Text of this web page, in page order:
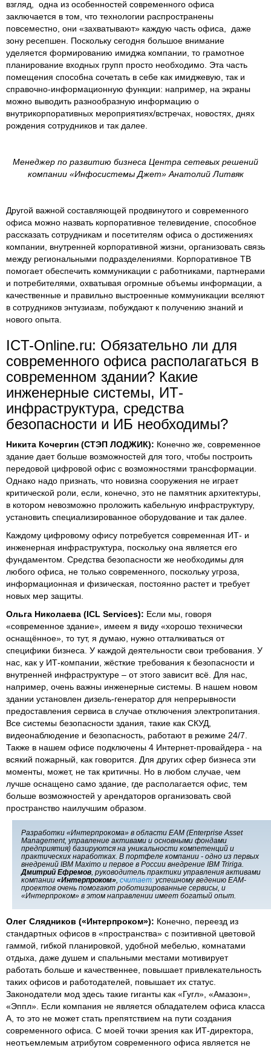
взгляд, одна из особенностей современного офиса
заключается в том, что технологии распространены
повсеместно, они «захватывают» каждую часть офиса, даже
зону ресепшен. Поскольку сегодня большое внимание
уделяется формированию имиджа компании, то грамотное
планирование входных групп просто необходимо. Эта часть
помещения способна сочетать в себе как имиджевую, так и
справочно-информационную функции: например, на экраны
можно выводить разнообразную информацию о
внутрикорпоративных мероприятиях/встречах, новостях, днях
рождения сотрудников и так далее.
Менеджер по развитию бизнеса Центра сетевых решений
компании «Инфосистемы Джет» Анатолий Литвяк
Другой важной составляющей продвинутого и современного
офиса можно назвать корпоративное телевидение, способное
рассказать сотрудникам и посетителям офиса о достижениях
компании, внутренней корпоративной жизни, организовать связь
между региональными подразделениями. Корпоративное ТВ
помогает обеспечить коммуникации с работниками, партнерами
и потребителями, охватывая огромные объемы информации, а
качественные и правильно выстроенные коммуникации вселяют
в сотрудников энтузиазм, побуждают к получению знаний и
нового опыта.
ICT-Online.ru: Обязательно ли для
современного офиса располагаться в
современном здании? Какие
инженерные системы, ИТ-
инфраструктура, средства
безопасности и ИБ необходимы?
Никита Кочергин (СТЭП ЛОДЖИК): Конечно же, современное
здание дает больше возможностей для того, чтобы построить
передовой цифровой офис с возможностями трансформации.
Однако надо признать, что новизна сооружения не играет
критической роли, если, конечно, это не памятник архитектуры,
в котором невозможно проложить кабельную инфраструктуру,
установить специализированное оборудование и так далее.
Каждому цифровому офису потребуется современная ИТ- и
инженерная инфраструктура, поскольку она является его
фундаментом. Средства безопасности же необходимы для
любого офиса, не только современного, поскольку угроза,
информационная и физическая, постоянно растет и требует
новых мер защиты.
Ольга Николаева (ICL Services): Если мы, говоря
«современное здание», имеем я виду «хорошо технически
оснащённое», то тут, я думаю, нужно отталкиваться от
специфики бизнеса. У каждой деятельности свои требования. У
нас, как у ИТ-компании, жёсткие требования к безопасности и
внутренней инфраструктуре – от этого зависит всё. Для нас,
например, очень важны инженерные системы. В нашем новом
здании установлен дизель-генератор для непрерывности
предоставления сервиса в случае отключения электропитания.
Все системы безопасности здания, такие как СКУД,
видеонаблюдение и безопасность, работают в режиме 24/7.
Также в нашем офисе подключены 4 Интернет-провайдера - на
всякий пожарный, как говорится. Для других сфер бизнеса эти
моменты, может, не так критичны. Но в любом случае, чем
лучше оснащено само здание, где располагается офис, тем
больше возможностей у арендаторов организовать свой
пространство наилучшим образом.
Разработки «Интерпрокома» в области EAM (Enterprise Asset
Management, управление активами и основными фондами
предприятия) базируются на уникальности компетенций и
практических наработках. В портфеле компании - одно из первых
внедрений IBM Maximo и первое в России внедрение IBM Tririga.
Дмитрий Ефремов , руководитель практики управления активами
компании «Интерпроком» считает: успешному ведению ЕАМ-
проектов очень помогают роботизированные сервисы, и
«Интерпроком» в этом направлении имеет богатый опыт.
Олег Слядников («Интерпроком»): Конечно, переезд из
стандартных офисов в «пространства» с позитивной цветовой
гаммой, гибкой планировкой, удобной мебелью, комнатами
отдыха, даже душем и спальными местами мотивирует
работать больше и качественнее, повышает привлекательность
таких офисов и работодателей, повышает их статус.
Законодатели мод здесь такие гиганты как «Гугл», «Амазон»,
«Эппл». Если компания не является обладателем офиса класса
А, то это не может стать препятствием на пути создания
современного офиса. С моей точки зрения как ИТ-директора,
неотъемлемым атрибутом современного офиса является не